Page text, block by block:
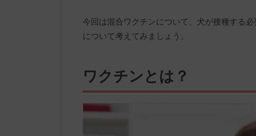
今回は混合ワクチンについて、犬が接種する
について考えてみましょう。
ワクチンとは？